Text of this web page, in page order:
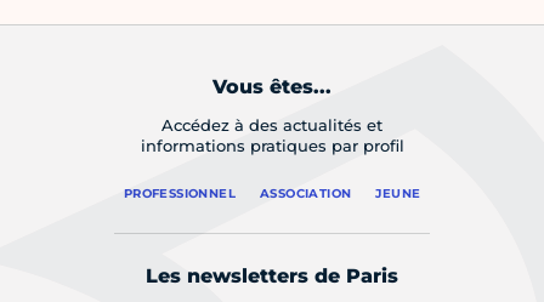
Vous êtes...
Accédez à des actualités et
informations pratiques par profil
PROFESSIONNEL ASSOCIATION JEUNE
Les newsletters de Paris